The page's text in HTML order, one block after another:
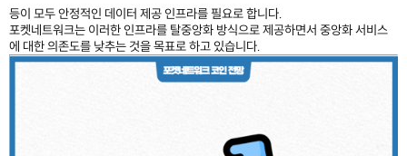
등이 모두 안정적인 데이터 제공 인프라를 필요로 합니다.
포켓네트워크는 이러한 인프라를 탈중앙화 방식으로 제공하면서 중앙화 서비스
에 대한 의존도를 낮추는 것을 목표로 하고 있습니다.